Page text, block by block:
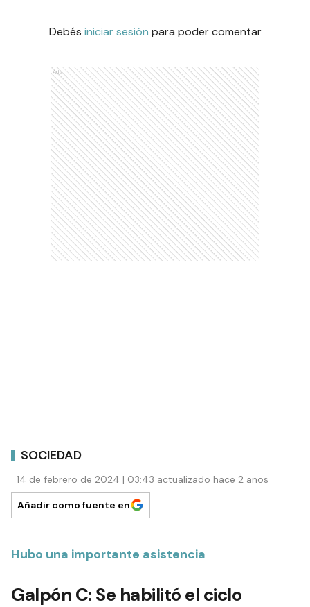
Debés iniciar sesión para poder comentar
Ads
SOCIEDAD
14 de febrero de 2024 | 03:43 actualizado hace 2 años
Añadir como fuente en
Hubo una importante asistencia
Galpón C: Se habilitó el ciclo